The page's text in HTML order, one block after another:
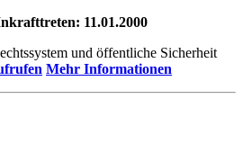
11.01.2000
Mehr Informationen